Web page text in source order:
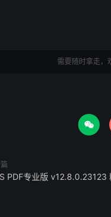
需要随时拿走，

篇
PDF专业版 v12.8.0.23123